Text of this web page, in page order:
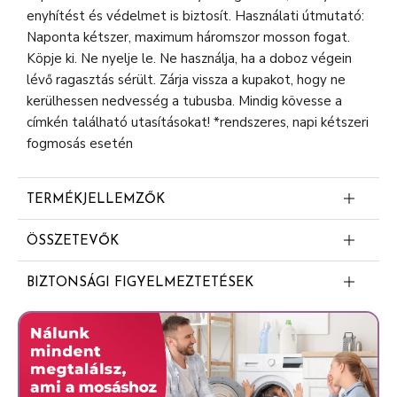
enyhítést és védelmet is biztosít. Használati útmutató:
Naponta kétszer, maximum háromszor mosson fogat.
Köpje ki. Ne nyelje le. Ne használja, ha a doboz végein
lévő ragasztás sérült. Zárja vissza a kupakot, hogy ne
kerülhessen nedvesség a tubusba. Mindig kövesse a
címkén található utasításokat! *rendszeres, napi kétszeri
fogmosás esetén
TERMÉKJELLEMZŐK
Klinikailag igazolt enyhülés
Mindennapos helyreállítás az érzékeny fogak
számára
Apró lyukak a dentinben
Kemény réteg
Helyreállítja ezeket a lyukakat
ÖSSZETEVŐK
Glycerin
Hydrated Silica
Calcium Sodium Phosphosilicate (Novamin)
Cocamidopropyl Betaine
BIZTONSÁGI FIGYELMEZTETÉSEK
FIGYELMEZTETÉSEK: Gyermekektől elzárva tartandó.
Ha a tünetek továbbra is fennállnak, kérje fogorvosa
tanácsát. 12 évesnél fiatalabb gyermekek nem
használhatják. Ha irritációt észlel, akkor hagyja abba a